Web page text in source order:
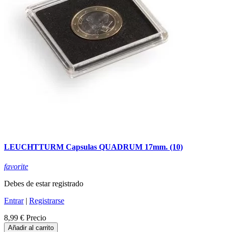
LEUCHTTURM Capsulas QUADRUM 17mm. (10)
favorite
Debes de estar registrado
Entrar| Registrarse
8,99 € Precio
Añadir al carrito